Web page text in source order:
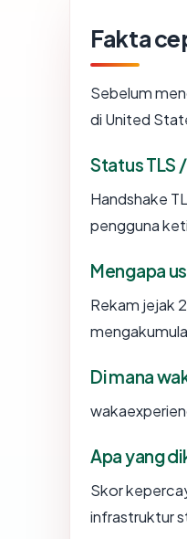
Fakta
Sebelum
di United
Status TLS
Handshake
pengguna
Mengapa
Rekam jejak
Di mana
Apa yang
Skor
infrastruktur